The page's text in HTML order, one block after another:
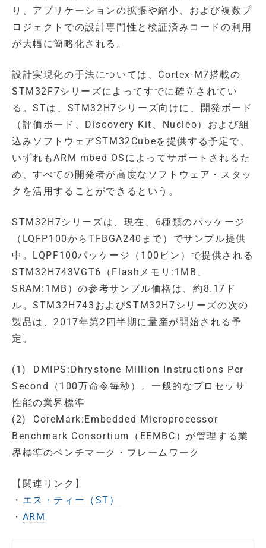
り、アプリケーションの拡張や縮小、および複数プ
ロジェクトでの設計専門性と検証済みコードの利用
が大幅に簡略化される。
設計実現化の手法については、Cortex-M7搭載の
STM32F7シリーズによってすでに確立されてい
る。STは、STM32H7シリーズ向けに、開発ボード
（評価ボード、Discovery Kit、Nucleo）および組
込みソフトウェアSTM32Cubeを提供する予定で、
いずれもARM mbed OSによってサポートされるた
め、すべての開発者が高度なソフトウェア・スタッ
クを活用することができるという。
STM32H7シリーズは、現在、6種類のパッケージ
（LQFP100からTFBGA240まで）でサンプル提供
中。LQPF100パッケージ（100ピン）で提供される
STM32H743VGT6（Flashメモリ:1MB、
SRAM:1MB）の参考サンプル価格は、約8.17ド
ル。STM32H743およびSTM32H7シリーズの次の
製品は、2017年第2四半期に量産が開始される予
定。
(1) DMIPS:Dhrystone Million Instructions Per
Second（100万命令毎秒）。一般的なプロセッサ
性能の業界標準
(2) CoreMark:Embedded Microprocessor
Benchmark Consortium（EEMBC）が管理する業
界標準のベンチマーク・フレームワーク
【関連リンク】
・ エス・ティー（ST）
・ ARM